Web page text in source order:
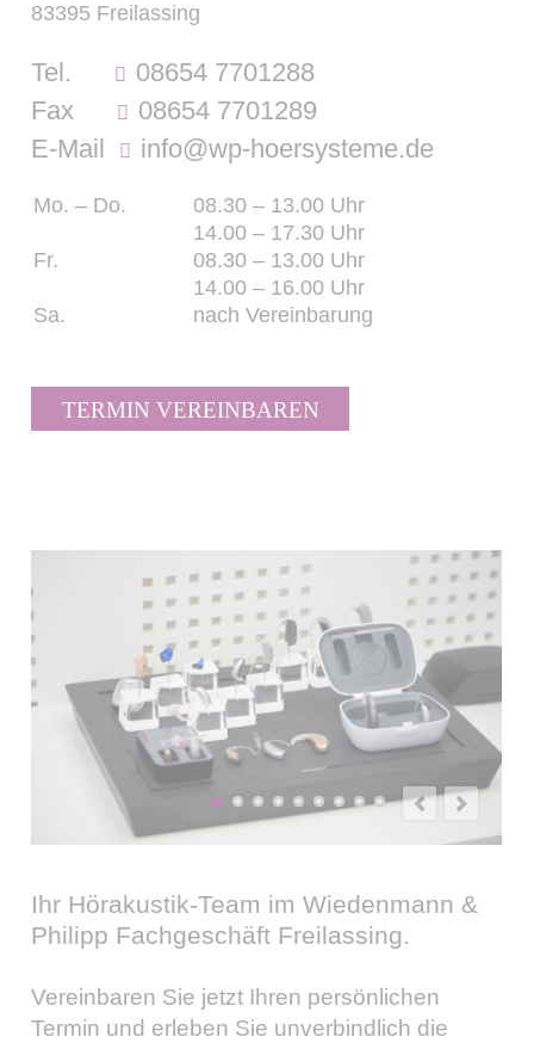
83395 Freilassing
Tel.
08654 7701288
Fax
08654 7701289
E-Mail
info@wp-hoersysteme.de
Mo. – Do.
08.30 – 13.00 Uhr
14.00 – 17.30 Uhr
Fr.
08.30 – 13.00 Uhr
14.00 – 16.00 Uhr
Sa.
nach Vereinbarung
TERMIN VEREINBAREN
Ihr Hörakustik-Team im Wiedenmann &
Philipp Fachgeschäft Freilassing.
Vereinbaren Sie jetzt Ihren persönlichen
Termin und erleben Sie unverbindlich die